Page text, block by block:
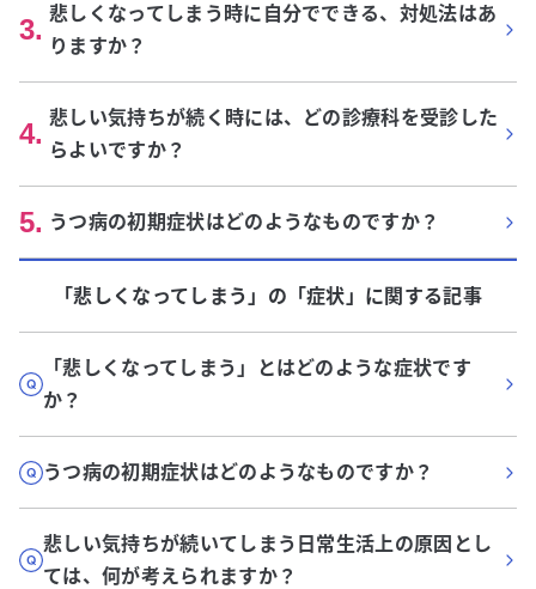
3. 悲しくなってしまう時に自分でできる、対処法はあ
りますか？
4. 悲しい気持ちが続く時には、どの診療科を受診した
らよいですか？
5. うつ病の初期症状はどのようなものですか？
「悲しくなってしまう」 の「症状 」に関する記事
「悲しくなってしまう」とはどのような症状です
か？
うつ病の初期症状はどのようなものですか？
悲しい気持ちが続いてしまう日常生活上の原因とし
ては、何が考えられますか？